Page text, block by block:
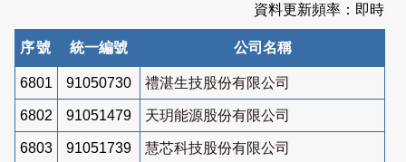
資料更新頻率：即時
序號 統一編號 公司名稱
6801 91050730 禮湛生技股份有限公司
6802 91051479 天玥能源股份有限公司
6803 91051739 慧芯科技股份有限公司